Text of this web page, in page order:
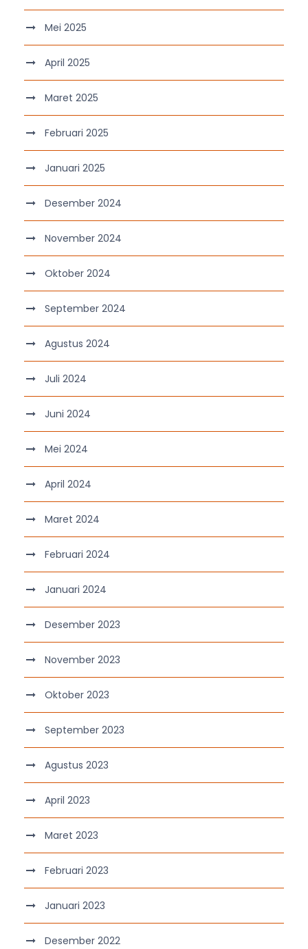
Mei 2025
April 2025
Maret 2025
Februari 2025
Januari 2025
Desember 2024
November 2024
Oktober 2024
September 2024
Agustus 2024
Juli 2024
Juni 2024
Mei 2024
April 2024
Maret 2024
Februari 2024
Januari 2024
Desember 2023
November 2023
Oktober 2023
September 2023
Agustus 2023
April 2023
Maret 2023
Februari 2023
Januari 2023
Desember 2022